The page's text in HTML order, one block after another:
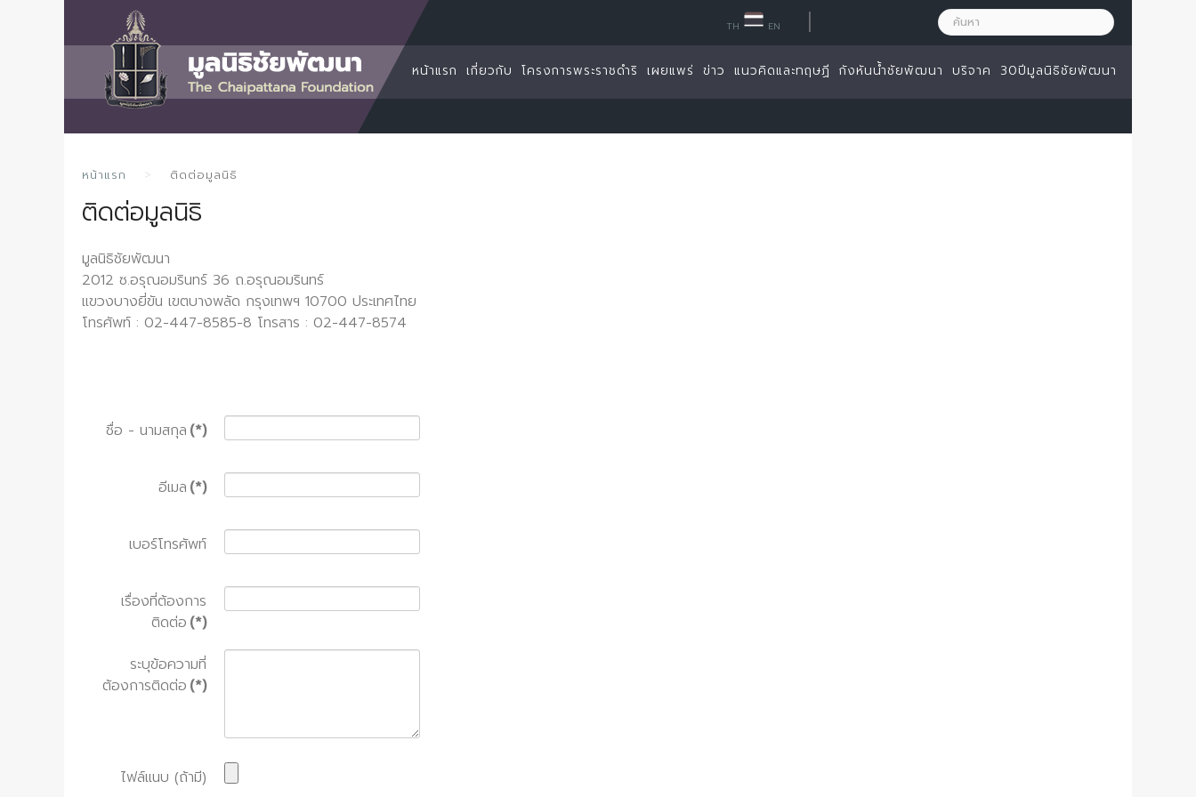
หน้าแรก เกี่ยวกับ โครงการพระราชดำริ เผยแพร่ ข่าว แนวคิดและทฤษฏี กังหันน้ำชัยพัฒนา บริจาค 30ปีมูลนิธิชัยพัฒนา
TH EN |
หน้าแรก ติดต่อมูลนิธิ
ติดต่อมูลนิธิ
มูลนิธิชัยพัฒนา
2012 ซ.อรุณอมรินทร์ 36 ถ.อรุณอมรินทร์
แขวงบางยี่ขัน เขตบางพลัด กรุงเทพฯ 10700 ประเทศไทย
โทรศัพท์ : 02-447-8585-8 โทรสาร : 02-447-8574
ชื่อ - นามสกุล (*)
อีเมล (*)
เบอร์โทรศัพท์
เรื่องที่ต้องการ
ติดต่อ (*)
ระบุข้อความที่
ต้องการติดต่อ (*)
ไฟล์แนบ (ถ้ามี)